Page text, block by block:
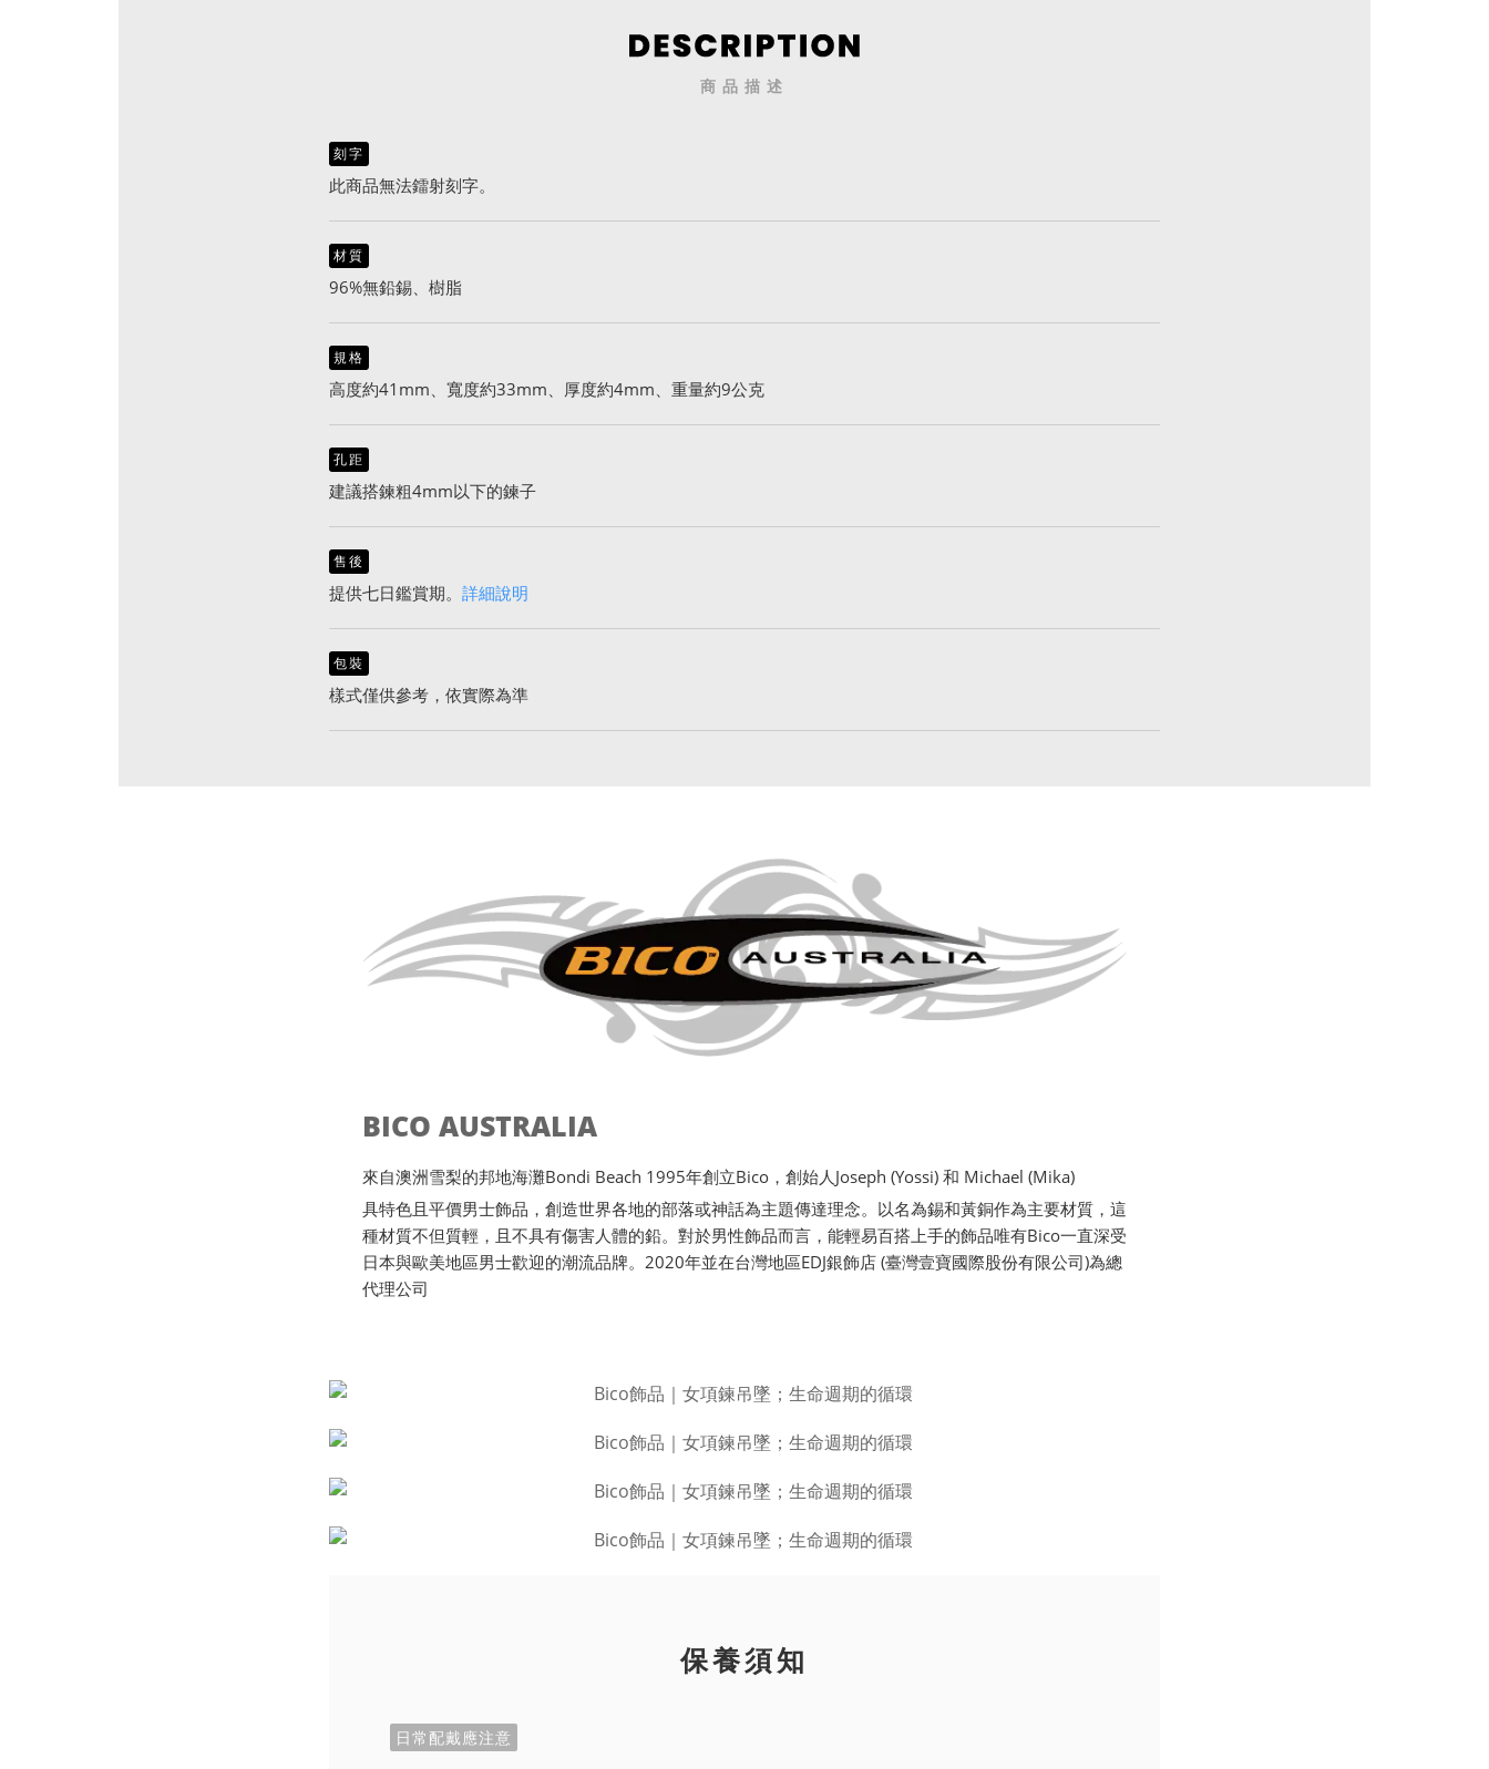
商品描述
刻字
此商品無法鐳射刻字。
材質
96%無鉛錫、樹脂
規格
高度約41mm、寬度約33mm、厚度約4mm、重量約9公克
孔距
建議搭鍊粗4mm以下的鍊子
售後
提供七日鑑賞期。 詳細說明
包裝
樣式僅供參考，依實際為準
BICO AUSTRALIA
來自澳洲雪梨的邦地海灘Bondi Beach 1995年創立Bico，創始人Joseph (Yossi) 和 Michael (Mika)
具特色且平價男士飾品，創造世界各地的部落或神話為主題傳達理念。以名為錫和黃銅作為主要材質，這
種材質不但質輕，且不具有傷害人體的鉛。對於男性飾品而言，能輕易百搭上手的飾品唯有Bico一直深受
日本與歐美地區男士歡迎的潮流品牌。2020年並在台灣地區EDJ銀飾店 (臺灣壹寶國際股份有限公司)為總
代理公司
保養須知
日常配戴應注意